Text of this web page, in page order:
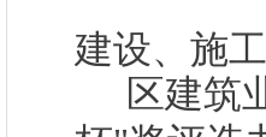
建设、施
区建筑